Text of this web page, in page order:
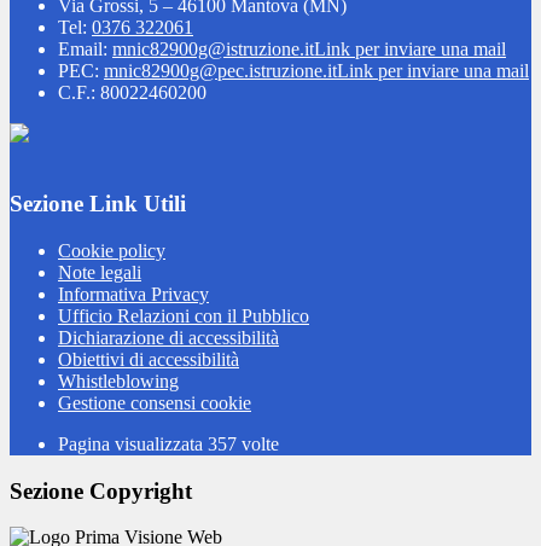
Via Grossi, 5 – 46100 Mantova (MN)
Tel: 0376 322061
Email: mnic82900g@istruzione.itLink per inviare una mail
PEC: mnic82900g@pec.istruzione.itLink per inviare una mail
C.F.: 80022460200
Sezione Link Utili
Cookie policy
Note legali
Informativa Privacy
Ufficio Relazioni con il Pubblico
Dichiarazione di accessibilità
Obiettivi di accessibilità
Whistleblowing
Gestione consensi cookie
Pagina visualizzata 357 volte
Sezione Copyright